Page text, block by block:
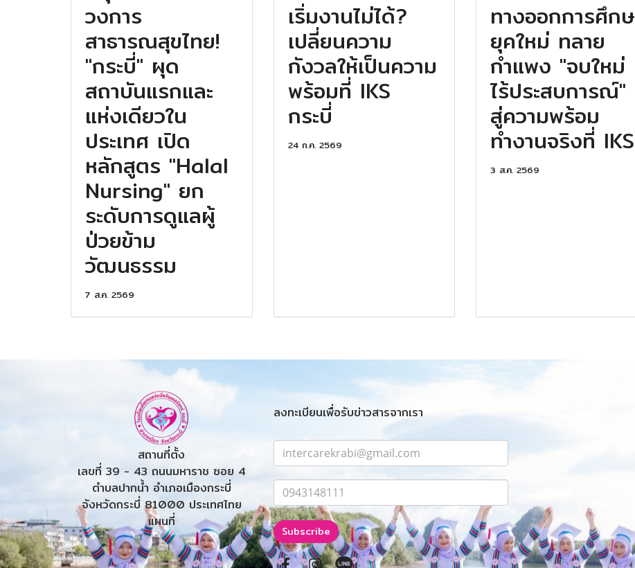
วงการ
สาธารณสุขไทย!
"กระบี่" ผุด
สถาบันแรกและ
แห่งเดียวใน
ประเทศ เปิด
หลักสูตร "Halal
Nursing" ยก
ระดับการดูแลผู้
ป่วยข้าม
วัฒนธรรม
7 ส.ค. 2569
เริ่มงานไม่ได้?
เปลี่ยนความ
กังวลให้เป็นความ
พร้อมที่ IKS
กระบี่
24 ก.ค. 2569
ทางออกการศึกษ
ยุคใหม่ ทลาย
กำแพง "จบใหม่
ไร้ประสบการณ์"
สู่ความพร้อม
ทำงานจริงที่ IKS
3 ส.ค. 2569
สถานที่ตั้ง
เลขที่ 39 - 43 ถนนมหาราช ซอย 4
ตำบลปากน้ำ อำเภอเมืองกระบี่
จังหวัดกระบี่ 81000 ประเทศไทย
แผนที่
ลงทะเบียนเพื่อรับข่าวสารจากเรา
Subscribe